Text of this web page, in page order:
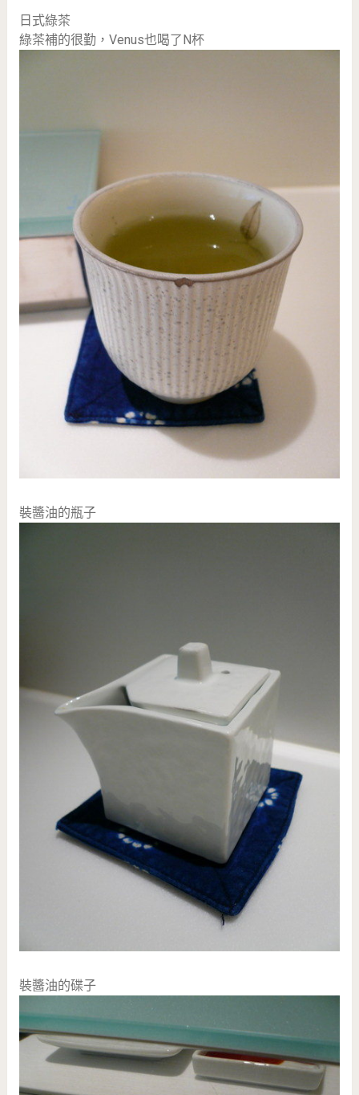
日式綠茶
綠茶補的很勤，Venus也喝了N杯
裝醬油的瓶子
裝醬油的碟子